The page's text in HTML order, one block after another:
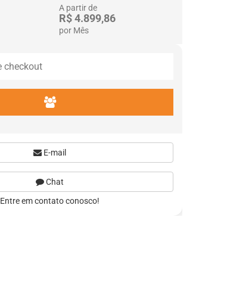
A partir de
R$ 4.899,86
por Mês
E-mail
Chat
Entre em contato conosco!